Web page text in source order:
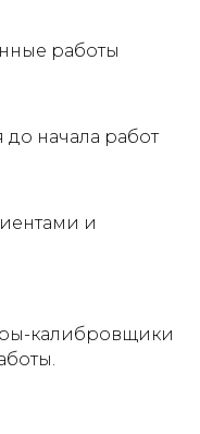
работы
до начала работ
и
калибровщики